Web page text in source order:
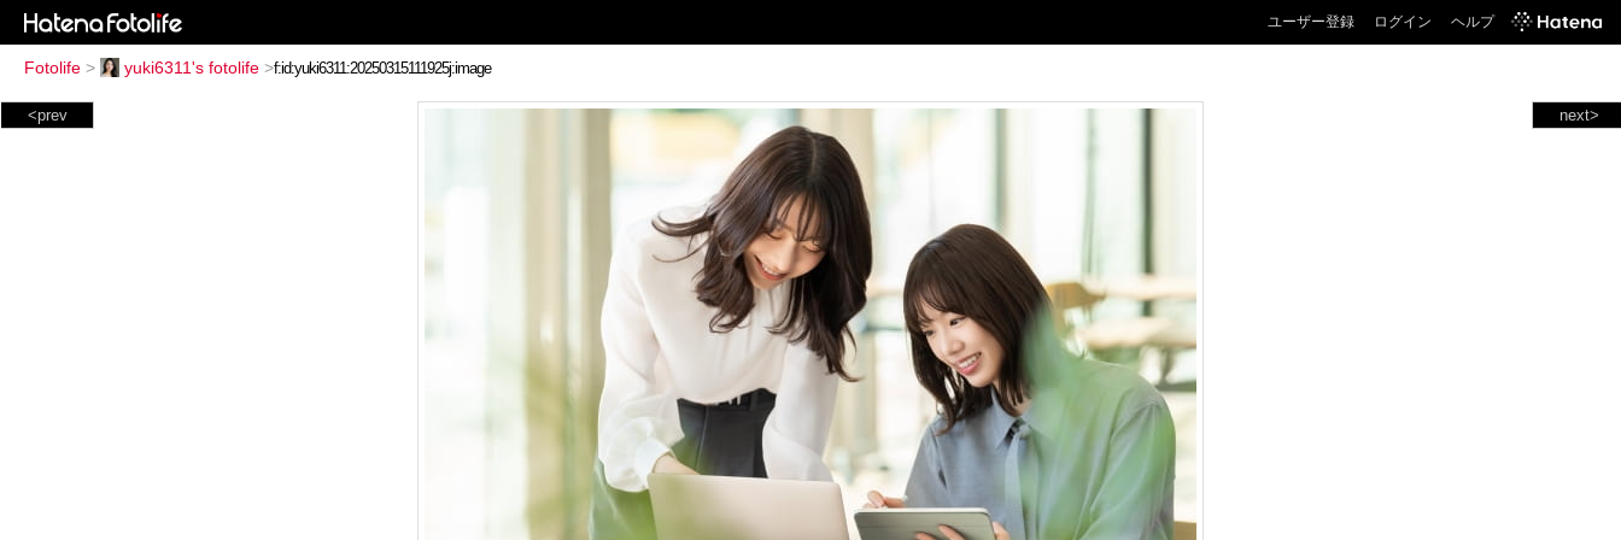
ユーザー登録 ログイン ヘルプ
Fotolife > yuki6311's fotolife >
next>
<prev